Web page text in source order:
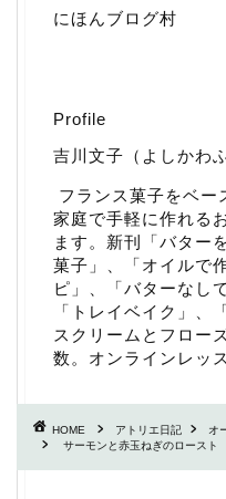
にほんブログ村
Profile
吉川文子（よしかわ
フランス菓子をベー
家庭で手軽に作れる
ます。新刊「バター
菓子 」、「オイルで
ピ 」、「バターなし
「 トレイベイク 」、
スクリームとフロー
数。 オンラインレッ
HOME アトリエ日記
オ
サーモンと赤玉ねぎのロースト